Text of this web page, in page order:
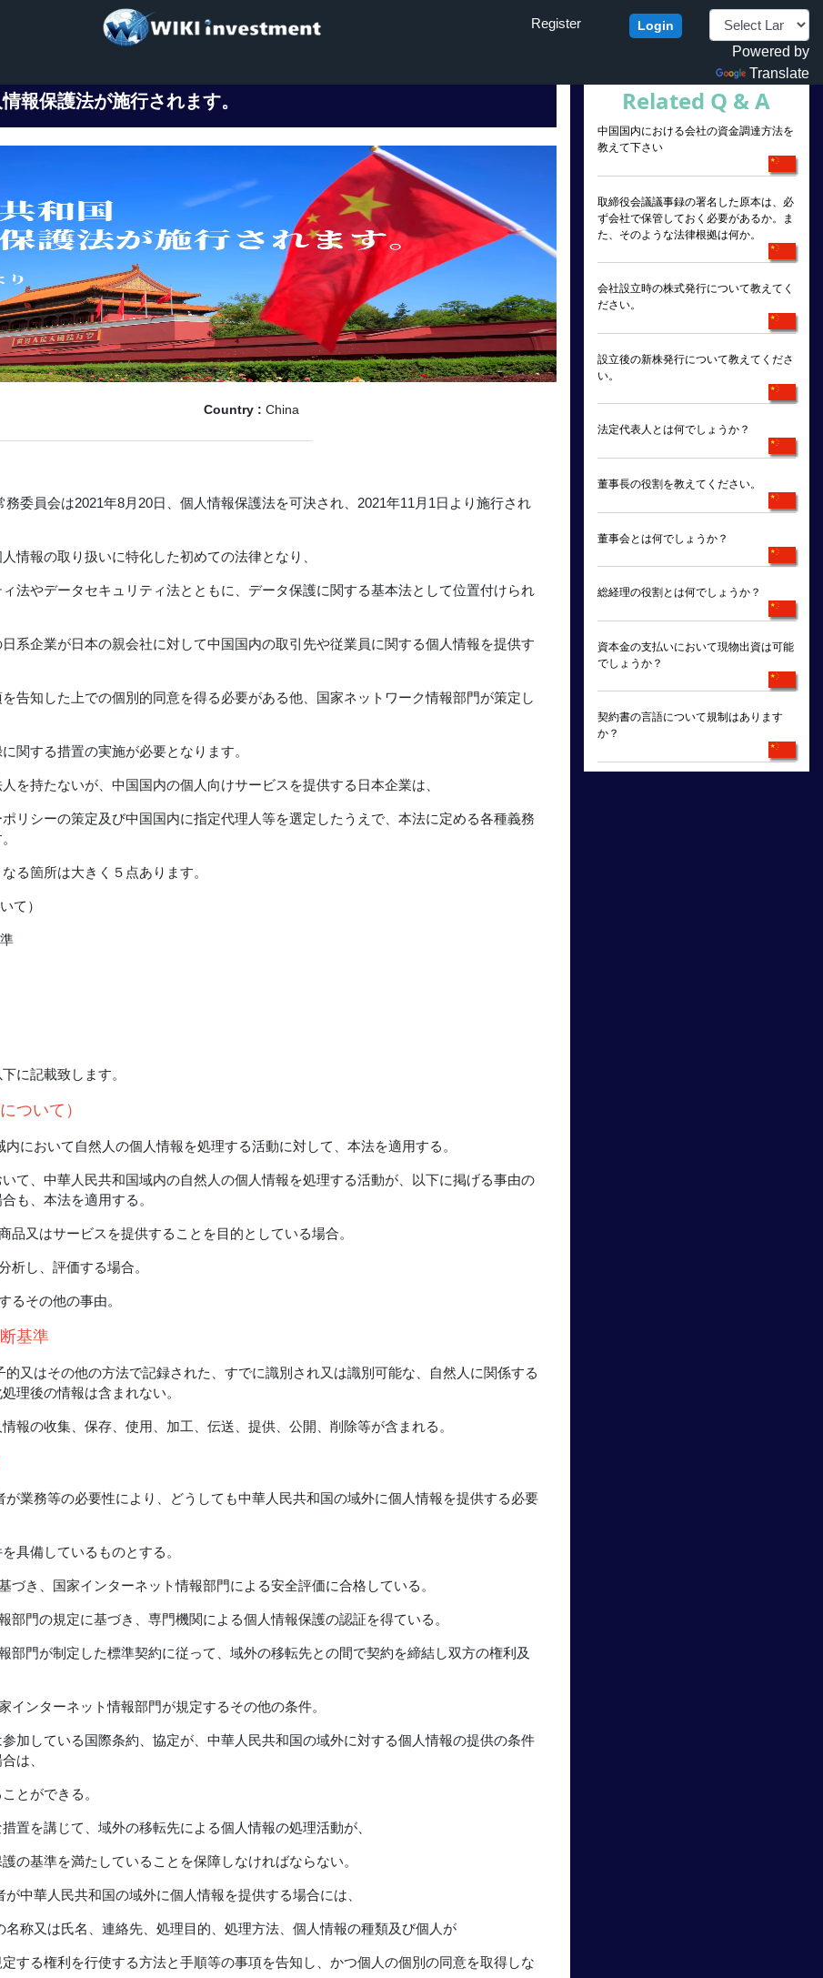
Register Login
Powered by
Translate
報保護法が施行されます。
Country : China
委員会は2021年8月20日、個人情報保護法を可決され、2021年11月1日より施行され
情報の取り扱いに特化した初めての法律となり、
法やデータセキュリティ法とともに、データ保護に関する基本法として位置付けられ
系企業が日本の親会社に対して中国国内の取引先や従業員に関する個人情報を提供す
告知した上での個別的同意を得る必要がある他、国家ネットワーク情報部門が策定し
関する措置の実施が必要となります。
を持たないが、中国国内の個人向けサービスを提供する日本企業は、
リシーの策定及び中国国内に指定代理人等を選定したうえで、本法に定める各種義務
る箇所は大きく５点あります。
て）
に記載致します。
ついて）
において自然人の個人情報を処理する活動に対して、本法を適用する。
て、中華人民共和国域内の自然人の個人情報を処理する活動が、以下に掲げる事由の
も、本法を適用する。
品又はサービスを提供することを目的としている場合。
析し、評価する場合。
るその他の事由。
基準
又はその他の方法で記録された、すでに識別され又は識別可能な、自然人に関係する
理後の情報は含まれない。
報の收集、保存、使用、加工、伝送、提供、公開、削除等が含まれる。
が業務等の必要性により、どうしても中華人民共和国の域外に個人情報を提供する必要
具備しているものとする。
づき、国家インターネット情報部門による安全評価に合格している。
部門の規定に基づき、専門機関による個人情報保護の認証を得ている。
部門が制定した標準契約に従って、域外の移転先との間で契約を締結し双方の権利及
インターネット情報部門が規定するその他の条件。
加している国際条約、協定が、中華人民共和国の域外に対する個人情報の提供の条件
は、
とができる。
置を講じて、域外の移転先による個人情報の処理活動が、
の基準を満たしていることを保障しなければならない。
中華人民共和国の域外に個人情報を提供する場合には、
称又は氏名、連絡先、処理目的、処理方法、個人情報の種類及び個人が
する権利を行使する方法と手順等の事項を告知し、かつ個人の個別の同意を取得しな
Related Q & A
中国国内における会社の資金調達方法を
教えて下さい
取締役会議議事録の署名した原本は、必
ず会社で保管しておく必要があるか。ま
た、そのような法律根拠は何か。
会社設立時の株式発行について教えてく
ださい。
設立後の新株発行について教えてくださ
い。
法定代表人とは何でしょうか？
董事長の役割を教えてください。
董事会とは何でしょうか？
総経理の役割とは何でしょうか？
資本金の支払いにおいて現物出資は可能
でしょうか？
契約書の言語について規制はあります
か？